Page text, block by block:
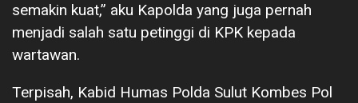
semakin kuat,” aku Kapolda yang juga pernah
menjadi salah satu petinggi di KPK kepada
wartawan.
Terpisah, Kabid Humas Polda Sulut Kombes Pol